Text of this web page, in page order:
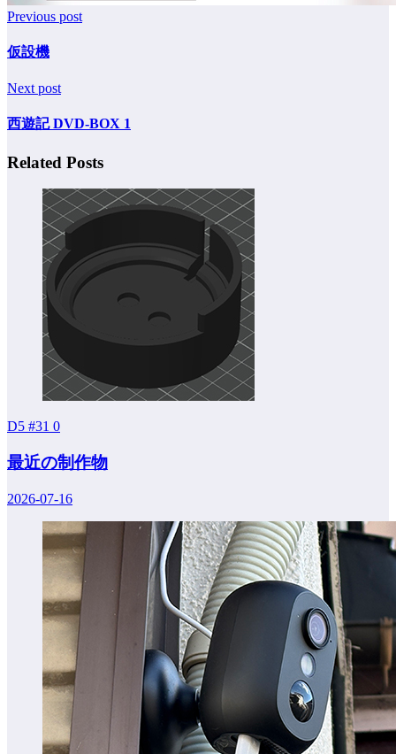
Previous post
仮設機
Next post
西遊記 DVD-BOX 1
Related Posts
D5 #31 0
最近の制作物
2026-07-16